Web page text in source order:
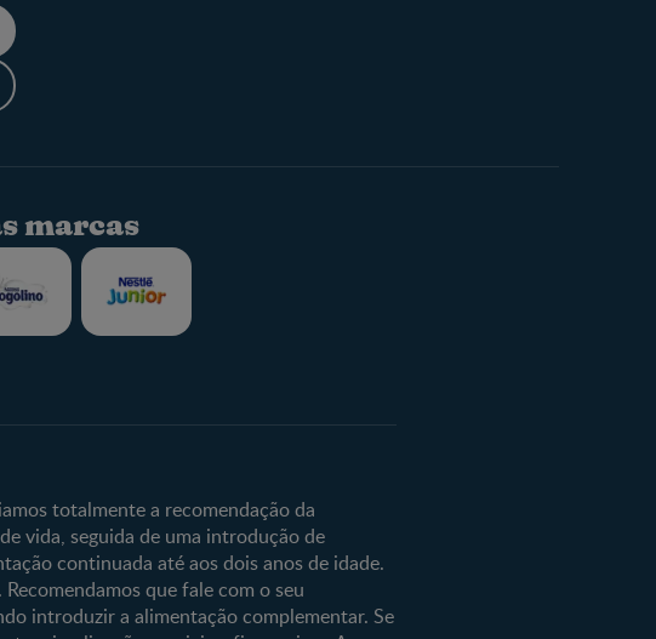
marcas
Registe-se
totalmente a recomendação da
vida, seguida de uma introdução de
continuada até aos dois anos de idade.
que fale com o seu
introduzir a alimentação complementar. Se